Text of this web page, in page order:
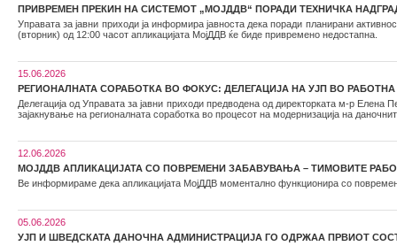
ПРИВРЕМЕН ПРЕКИН НА СИСТЕМОТ „МОЈДДВ“ ПОРАДИ ТЕХНИЧКА
Управата за јавни приходи ја информира јавноста дека поради планирани
(вторник) од 12:00 часот апликацијата МојДДВ ќе биде привремено недостапна.
15.06.2026
РЕГИОНАЛНАТА СОРАБОТКА ВО ФОКУС: ДЕЛЕГАЦИЈА НА УЈП ВО
Делегација од Управата за јавни приходи предводена од директорката м-р
зајакнување на регионалната соработка во процесот на модернизација на
12.06.2026
МОЈДДВ АПЛИКАЦИЈАТА СО ПОВРЕМЕНИ ЗАБАВУВАЊА – ТИМОВИТЕ
Ве информираме дека апликацијата МојДДВ моментално функционира со
05.06.2026
УЈП И ШВЕДСКАТА ДАНОЧНА АДМИНИСТРАЦИЈА ГО ОДРЖАА ПРВИОТ